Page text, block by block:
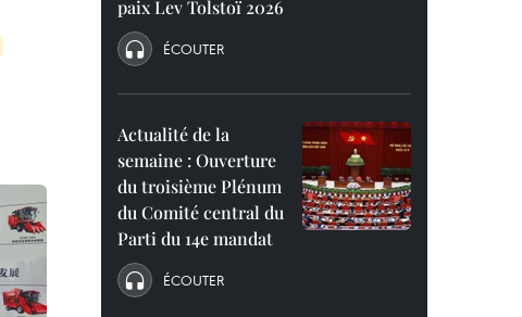
paix Lev Tolstoï 2026
ÉCOUTER
Actualité de la
semaine : Ouverture
du troisième Plénum
du Comité central du
Parti du 14e mandat
ÉCOUTER